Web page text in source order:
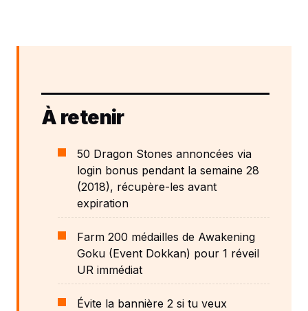
À retenir
50 Dragon Stones annoncées via
login bonus pendant la semaine 28
(2018), récupère-les avant
expiration
Farm 200 médailles de Awakening
Goku (Event Dokkan) pour 1 réveil
UR immédiat
Évite la bannière 2 si tu veux